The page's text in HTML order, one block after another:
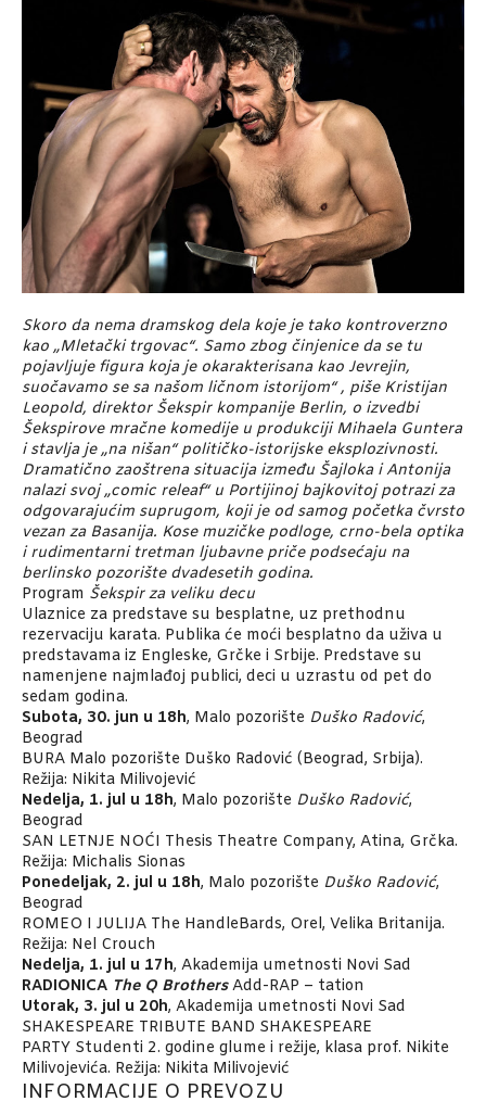
Skoro da nema dramskog dela koje je tako kontroverzno
kao „Mletački trgovac“. Samo zbog činjenice da se tu
pojavljuje figura koja je okarakterisana kao Jevrejin,
suočavamo se sa našom ličnom istorijom“ , piše Kristijan
Leopold, direktor Šekspir kompanije Berlin, o izvedbi
Šekspirove mračne komedije u produkciji Mihaela Guntera
i stavlja je „na nišan“ političko-istorijske eksplozivnosti.
Dramatično zaoštrena situacija između Šajloka i Antonija
nalazi svoj „comic releaf“ u Portijinoj bajkovitoj potrazi za
odgovarajućim suprugom, koji je od samog početka čvrsto
vezan za Basanija. Kose muzičke podloge, crno-bela optika
i rudimentarni tretman ljubavne priče podsećaju na
berlinsko pozorište dvadesetih godina.
Program Šekspir za veliku decu
Ulaznice za predstave su besplatne, uz prethodnu
rezervaciju karata. Publika će moći besplatno da uživa u
predstavama iz Engleske, Grčke i Srbije. Predstave su
namenjene najmlađoj publici, deci u uzrastu od pet do
sedam godina.
Subota, 30. jun u 18h, Malo pozorište Duško Radović,
Beograd
BURA Malo pozorište Duško Radović (Beograd, Srbija).
Režija: Nikita Milivojević
Nedelja, 1. jul u 18h, Malo pozorište Duško Radović,
Beograd
SAN LETNJE NOĆI Thesis Theatre Company, Atina, Grčka.
Režija: Michalis Sionas
Ponedeljak, 2. jul u 18h, Malo pozorište Duško Radović,
Beograd
ROMEO I JULIJA The HandleBards, Orel, Velika Britanija.
Režija: Nel Crouch
Nedelja, 1. jul u 17h, Akademija umetnosti Novi Sad
RADIONICA The Q Brothers Add-RAP – tation
Utorak, 3. jul u 20h, Akademija umetnosti Novi Sad
SHAKESPEARE TRIBUTE BAND SHAKESPEARE
PARTY Studenti 2. godine glume i režije, klasa prof. Nikite
Milivojevića. Režija: Nikita Milivojević
INFORMACIJE O PREVOZU